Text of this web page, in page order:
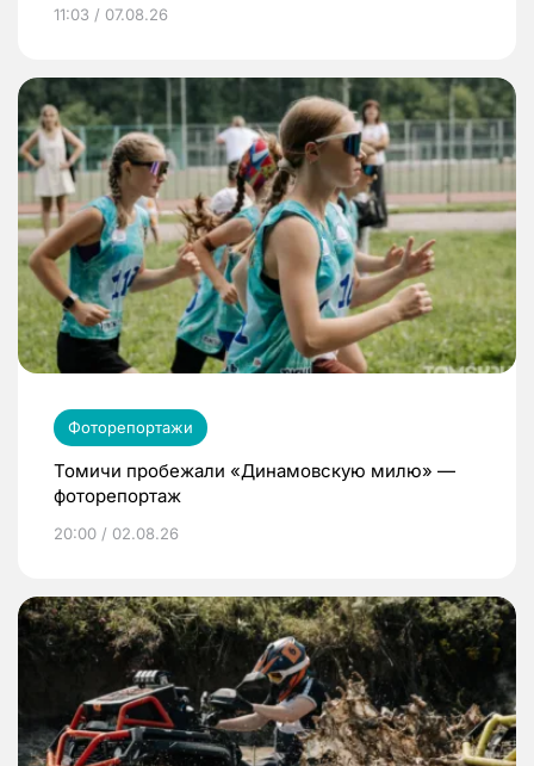
11:03 / 07.08.26
Фоторепортажи
Томичи пробежали «Динамовскую милю» —
фоторепортаж
20:00 / 02.08.26